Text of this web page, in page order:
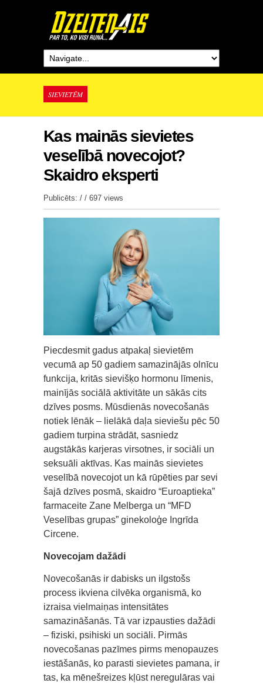
SIEVIETĒM
Kas mainās sievietes
veselībā novecojot?
Skaidro eksperti
Publicēts: / / 697 views
Piecdesmit gadus atpakaļ sievietēm
vecumā ap 50 gadiem samazinājās olnīcu
funkcija, kritās sievišķo hormonu līmenis,
mainījās sociālā aktivitāte un sākās cits
dzīves posms. Mūsdienās novecošanās
notiek lēnāk – lielākā daļa sieviešu pēc 50
gadiem turpina strādāt, sasniedz
augstākās karjeras virsotnes, ir sociāli un
seksuāli aktīvas. Kas mainās sievietes
veselībā novecojot un kā rūpēties par sevi
šajā dzīves posmā, skaidro “Euroaptieka”
farmaceite Zane Melberga un “MFD
Veselības grupas” ginekoloģe Ingrīda
Circene.
Novecojam dažādi
Novecošanās ir dabisks un ilgstošs
process ikviena cilvēka organismā, ko
izraisa vielmaiņas intensitātes
samazināšanās. Tā var izpausties dažādi
– fiziski, psihiski un sociāli. Pirmās
novecošanas pazīmes pirms menopauzes
iestāšanās, ko parasti sievietes pamana, ir
tas, ka mēnešreizes kļūst neregulāras vai